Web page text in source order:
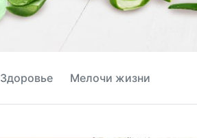
Здоровье Мелочи жизни